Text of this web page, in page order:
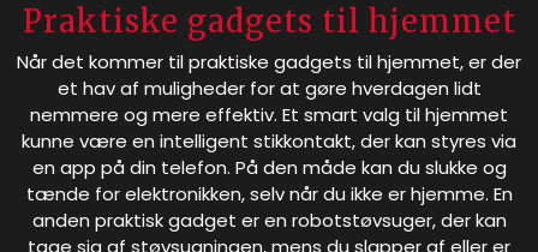
Praktiske gadgets til hjemmet
Når det kommer til praktiske gadgets til hjemmet, er der
et hav af muligheder for at gøre hverdagen lidt
nemmere og mere effektiv. Et smart valg til hjemmet
kunne være en intelligent stikkontakt, der kan styres via
en app på din telefon. På den måde kan du slukke og
tænde for elektronikken, selv når du ikke er hjemme. En
anden praktisk gadget er en robotstøvsuger, der kan
tage sig af støvsugningen, mens du slapper af eller er